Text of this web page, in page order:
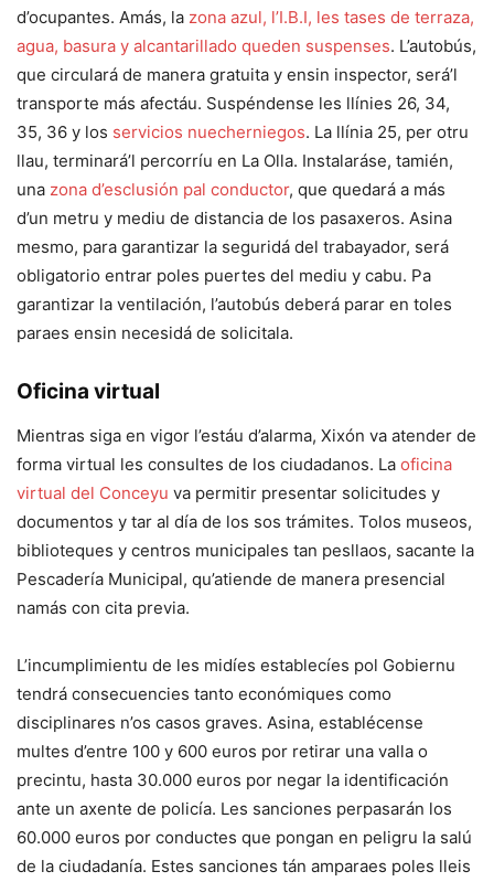
d’ocupantes. Amás, la zona azul, l’I.B.I, les tases de terraza,
agua, basura y alcantarillado queden suspenses. L’autobús,
que circulará de manera gratuita y ensin inspector, será’l
transporte más afectáu. Suspéndense les llínies 26, 34,
35, 36 y los servicios nuecherniegos. La llínia 25, per otru
llau, terminará’l percorríu en La Olla. Instalaráse, tamién,
una zona d’esclusión pal conductor, que quedará a más
d’un metru y mediu de distancia de los pasaxeros. Asina
mesmo, para garantizar la seguridá del trabayador, será
obligatorio entrar poles puertes del mediu y cabu. Pa
garantizar la ventilación, l’autobús deberá parar en toles
paraes ensin necesidá de solicitala.
Oficina virtual
Mientras siga en vigor l’estáu d’alarma, Xixón va atender de
forma virtual les consultes de los ciudadanos. La oficina
virtual del Conceyu va permitir presentar solicitudes y
documentos y tar al día de los sos trámites. Tolos museos,
biblioteques y centros municipales tan pesllaos, sacante la
Pescadería Municipal, qu’atiende de manera presencial
namás con cita previa.
L’incumplimientu de les midíes establecíes pol Gobiernu
tendrá consecuencies tanto económiques como
disciplinares n’os casos graves. Asina, establécense
multes d’entre 100 y 600 euros por retirar una valla o
precintu, hasta 30.000 euros por negar la identificación
ante un axente de policía. Les sanciones perpasarán los
60.000 euros por conductes que pongan en peligru la salú
de la ciudadanía. Estes sanciones tán amparaes poles lleis